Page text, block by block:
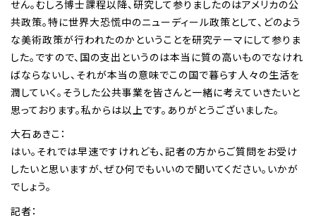
せん。むしろ博士課程以降、研究して参りましたのはアメリカの公
共政策。特に世界大恐慌中のニューディール政策として、どのよう
な美術政策が行われたのかということを研究テーマにして参りま
した。ですので、国の支出というのは本当に質の高いものでなけれ
ばならないし、それが本当の意味でこの国で暮らす人々の生活を
潤していく。そうした公共事業を皆さんと一緒に考えていきたいと
思っております。私からは以上です。ありがとうございました。
大石あきこ：
はい。それでは早速ですけれども、記者の方からご質問をお受け
したいと思いますが、ぜひ何でもいいので聞いてください。いかが
でしょう。
記者：